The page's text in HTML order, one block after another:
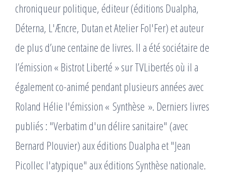
chroniqueur politique, éditeur (éditions Dualpha,
Déterna, L'Æncre, Dutan et Atelier Fol'Fer) et auteur
de plus d’une centaine de livres. Il a été sociétaire de
l’émission « Bistrot Liberté » sur TVLibertés où il a
également co-animé pendant plusieurs années avec
Roland Hélie l'émission « Synthèse ». Derniers livres
publiés : "Verbatim d'un délire sanitaire" (avec
Bernard Plouvier) aux éditions Dualpha et "Jean
Picollec l'atypique" aux éditions Synthèse nationale.